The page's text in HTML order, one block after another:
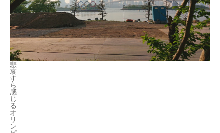
悲
哀
す
ら
感
じ
る
オ
リ
ン